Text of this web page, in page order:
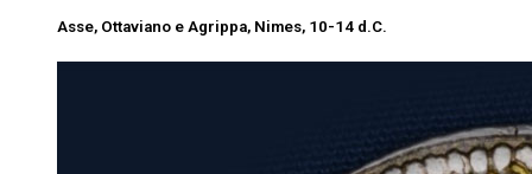
Asse, Ottaviano e Agrippa, Nimes, 10-14 d.C.